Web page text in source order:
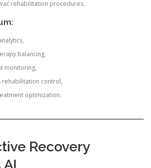
rehabilitation procedures.
balancing,
monitoring,
rehabilitation control,
optimization.
Recovery